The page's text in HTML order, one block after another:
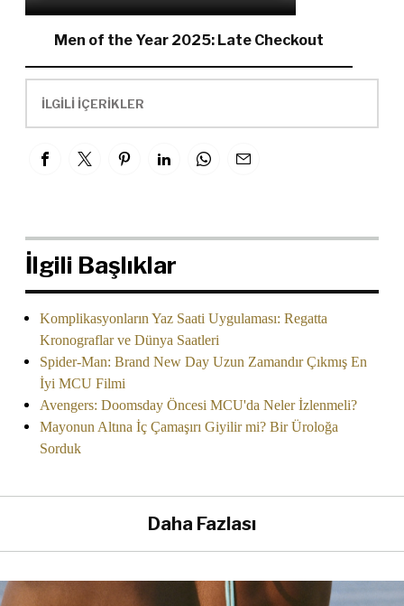
Men of the Year 2025: Late Checkout
İLGİLİ İÇERİKLER
İlgili Başlıklar
Komplikasyonların Yaz Saati Uygulaması: Regatta
Kronograflar ve Dünya Saatleri
Spider-Man: Brand New Day Uzun Zamandır Çıkmış En
İyi MCU Filmi
Avengers: Doomsday Öncesi MCU'da Neler İzlenmeli?
Mayonun Altına İç Çamaşırı Giyilir mi? Bir Üroloğa
Sorduk
Daha Fazlası